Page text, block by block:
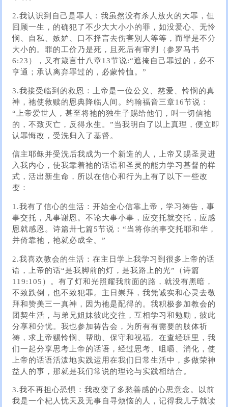
2.我认识到自己是罪人：我虽然没有杀人放火的大罪，但
回顾一生，的确犯了不少大大小小的罪，如没爱心、无怜
悯、自私、嫉妒、口不择言去伤害別人等等，而罪是不分
大小的。罪的工价乃是死，且死后有审判（参罗马书
6:23），又有箴言廿八章13节说:“遮掩自己罪过的，必不
亨通；承认离弃罪过的，必蒙怜恤。”
3.我接受临到的救恩：上帝是一位公义、慈爱、怜悯的真
神，祂使救赎的恩典降临人间。约翰福音三章16节说：
“上帝爱世人，甚至将祂的独生子赐给他们，叫一切信祂
的，不致灭亡，反得永生。”当我明白了以上真理，便立即
认罪悔改，受洗归入了基督。
信主耶稣并受洗后我成为一个新造的人，上帝又赐圣灵进
入我内心，使我靠着祂的话语和圣灵的能力学习基督的样
式，活出新生命，所以在信心和行为上有了以下一些改
变：
1.我有了信心的生活：开始全心信靠上帝，学习祷告，事
事交托，凡事谢恩。不论大事小事，应交托就交托，应感
恩就感恩。诗篇卅七篇5节说：“当将你的事交托耶和华，
并倚靠祂，祂就必成全。”
2.我喜欢教会的生活：在主日学上我学习到很多上帝的话
语，上帝的话“是我脚前的灯，是我路上的光”（诗篇
119:105）。有了灯和光照耀我前面的路，就没有黑暗，
不致跌倒，也不致犯罪。主日崇拜，我凭诚实和心灵去敬
拜和赞美三一真神，因为祂是配得的。我积极参加教会的
团契生活，与弟兄姐妹彼此交往，互相学习和勉励，彼此
分享和分忧。我也参加祷告会，为所有有需要的肢体祈
祷，求上帝赐怜悯、帮助、保守和祝福。在查经班里，我
们一起分享思考上帝的话语，经过思考、咀嚼、消化，使
上帝的话语活泼地实践运用在我们日常生活中，多做荣神
益人的事，那就是我们常说的理论与实践相结合。
3.我不再担心恐惧：我改变了多愁善感的心思意念。以前
我是一个杞人忧天及无事自寻烦恼的人，记得我儿子就读